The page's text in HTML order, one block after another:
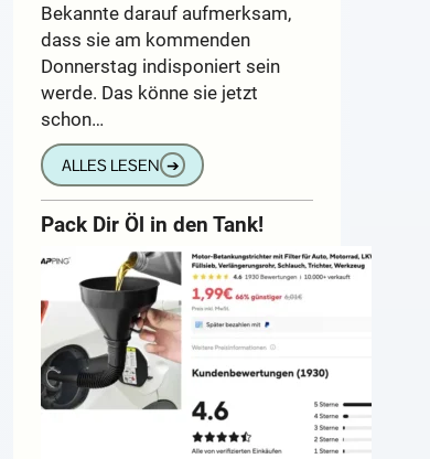
Bekannte darauf aufmerksam,
dass sie am kommenden
Donnerstag indisponiert sein
werde. Das könne sie jetzt
schon…
ALLES LESEN ➔
Pack Dir Öl in den Tank!